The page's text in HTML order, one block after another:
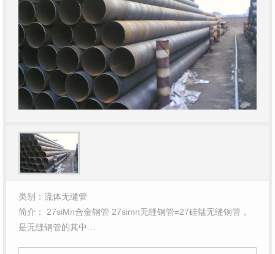
类别：流体无缝管
简介： 27siMn合金钢管 27simn无缝钢管=27硅锰无缝钢管，
是无缝钢管的其中…